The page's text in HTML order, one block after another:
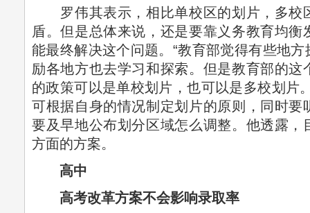
罗伟其表示，相比单校区的划片，多校
盾。但是总体来说，还是要靠义务教育均衡
能最终解决这个问题。“教育部觉得有些地
励各地方也去学习和探索。但是教育部的这
的政策可以是单校划片，也可以是多校划片
可根据自身的情况制定划片的原则，同时要
要及早地公布划分区域怎么调整。他透露，
方面的方案。
高中
高考改革方案不会影响录取率